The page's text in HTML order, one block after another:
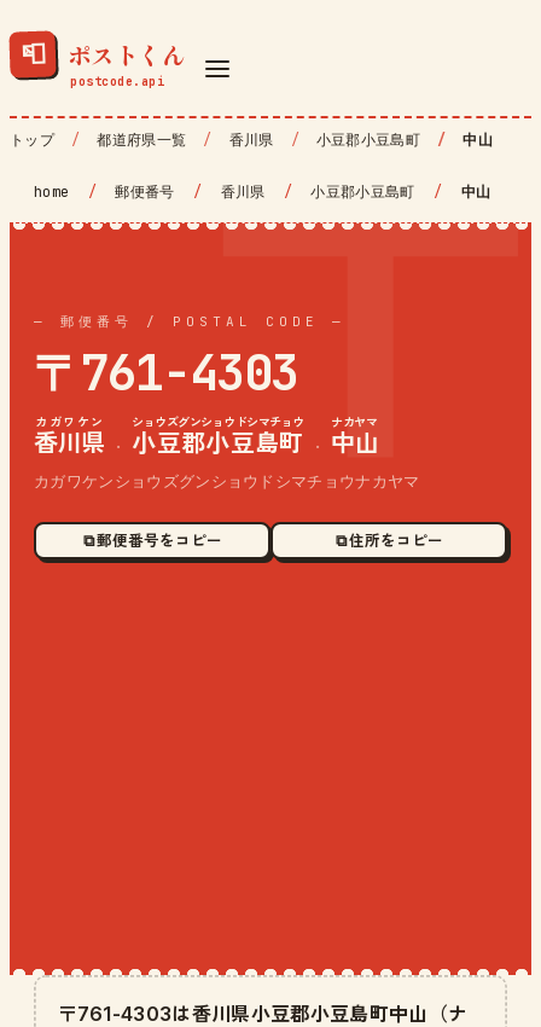
📮 ポストくん
トップ 都道府県一覧 香川県 小豆郡小豆島町 中山
home / 郵便番号 / 香川県 / 小豆郡小豆島町 / 中山
— 郵便番号 / POSTAL CODE —
〒761-4303
香川県
カガワケン
· 小豆郡小豆島町
ショウズグンショウドシマチョウ
· 中山
ナカヤマ
カガワケンショウズグンショウドシマチョウナカヤマ
⧉ 郵便番号をコピー ⧉ 住所をコピー
〒761-4303は香川県小豆郡小豆島町中山（ナ